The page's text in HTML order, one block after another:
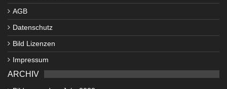
AGB
Datenschutz
Bild Lizenzen
Impressum
ARCHIV